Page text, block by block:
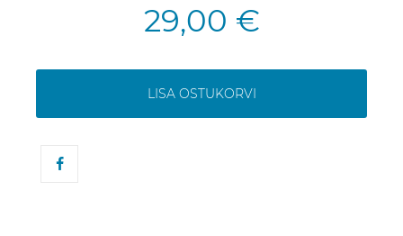
29,00 €
LISA OSTUKORVI